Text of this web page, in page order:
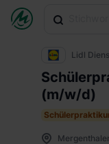
Lidl
(m/w/d)